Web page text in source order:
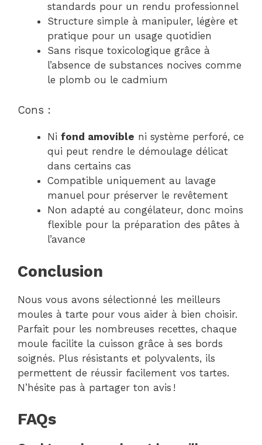
standards pour un rendu professionnel
Structure simple à manipuler, légère et
pratique pour un usage quotidien
Sans risque toxicologique grâce à
l’absence de substances nocives comme
le plomb ou le cadmium
Cons :
Ni fond amovible ni système perforé, ce
qui peut rendre le démoulage délicat
dans certains cas
Compatible uniquement au lavage
manuel pour préserver le revêtement
Non adapté au congélateur, donc moins
flexible pour la préparation des pâtes à
l’avance
Conclusion
Nous vous avons sélectionné les meilleurs
moules à tarte pour vous aider à bien choisir.
Parfait pour les nombreuses recettes, chaque
moule facilite la cuisson grâce à ses bords
soignés. Plus résistants et polyvalents, ils
permettent de réussir facilement vos tartes.
N’hésite pas à partager ton avis !
FAQs